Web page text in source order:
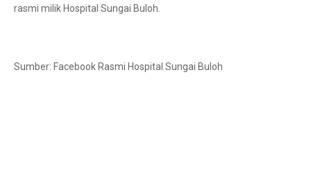
rasmi milik Hospital Sungai Buloh.
Sumber: Facebook Rasmi Hospital Sungai Buloh